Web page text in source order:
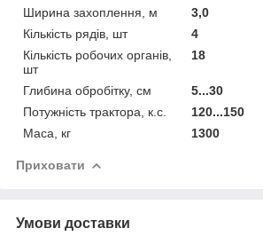
Ширина захоплення, м
3,0
Кількість рядів, шт
4
Кількість робочих органів,
шт
18
Глибина обробітку, см
5...30
Потужність трактора, к.с.
120...150
Маса, кг
1300
Приховати
Умови доставки